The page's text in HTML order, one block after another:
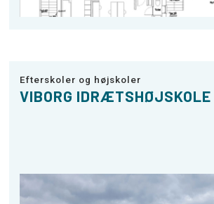
Efterskoler og højskoler
VIBORG IDRÆTSHØJSKOLE